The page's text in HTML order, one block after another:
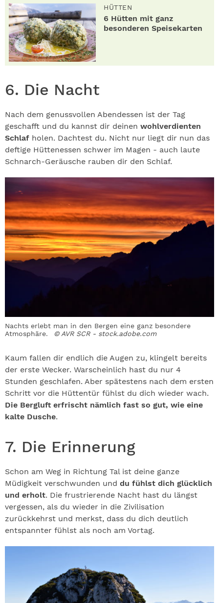
HÜTTEN
6 Hütten mit ganz
besonderen Speisekarten
6. Die Nacht
Nach dem genussvollen Abendessen ist der Tag
geschafft und du kannst dir deinen wohlverdienten
Schlaf holen. Dachtest du. Nicht nur liegt dir nun das
deftige Hüttenessen schwer im Magen - auch laute
Schnarch-Geräusche rauben dir den Schlaf.
Nachts erlebt man in den Bergen eine ganz besondere
Atmosphäre.
© AVR SCR - stock.adobe.com
Kaum fallen dir endlich die Augen zu, klingelt bereits
der erste Wecker. Warscheinlich hast du nur 4
Stunden geschlafen. Aber spätestens nach dem ersten
Schritt vor die Hüttentür fühlst du dich wieder wach.
Die Bergluft erfrischt nämlich fast so gut, wie eine
kalte Dusche.
7. Die Erinnerung
Schon am Weg in Richtung Tal ist deine ganze
Müdigkeit verschwunden und du fühlst dich glücklich
und erholt. Die frustrierende Nacht hast du längst
vergessen, als du wieder in die Zivilisation
zurückkehrst und merkst, dass du dich deutlich
entspannter fühlst als noch am Vortag.